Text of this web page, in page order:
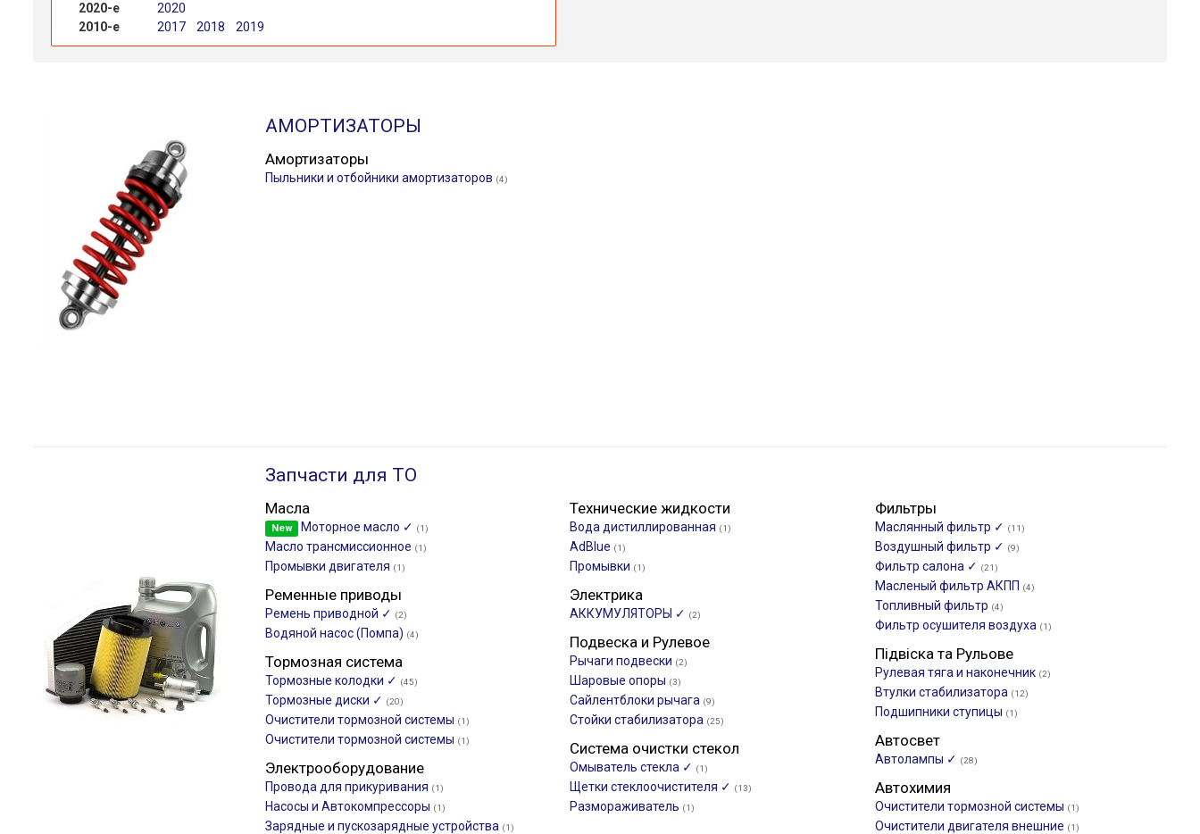
2020-е
2020
2010-е
2017 2018 2019
АМОРТИЗАТОРЫ
Амортизаторы
Пыльники и отбойники амортизаторов (4)
Запчасти для ТО
Масла
New Моторное масло ✓ (1)
Масло трансмиссионное (1)
Промывки двигателя (1)
Технические жидкости
Вода дистиллированная (1)
AdBlue (1)
Промывки (1)
Фильтры
Маслянный фильтр ✓ (11)
Воздушный фильтр ✓ (9)
Фильтр салона ✓ (21)
Масленый фильтр АКПП (4)
Топливный фильтр (4)
Фильтр осушителя воздуха (1)
Ременные приводы
Ремень приводной ✓ (2)
Водяной насос (Помпа) (4)
Электрика
АККУМУЛЯТОРЫ ✓ (2)
Подвеска и Рулевое
Рычаги подвески (2)
Шаровые опоры (3)
Сайлентблоки рычага (9)
Стойки стабилизатора (25)
Підвіска та Рульове
Рулевая тяга и наконечник (2)
Втулки стабилизатора (12)
Подшипники ступицы (1)
Тормозная система
Тормозные колодки ✓ (45)
Тормозные диски ✓ (20)
Очистители тормозной системы (1)
Очистители тормозной системы (1) Автосвет
Автолампы ✓ (28)
Система очистки стекол
Омыватель стекла ✓ (1)
Щетки стеклоочистителя ✓ (13)
Размораживатель (1)
Электрооборудование
Провода для прикуривания (1)
Насосы и Автокомпрессоры (1)
Зарядные и пускозарядные устройства (1)
Автохимия
Очистители тормозной системы (1)
Очистители двигателя внешние (1)